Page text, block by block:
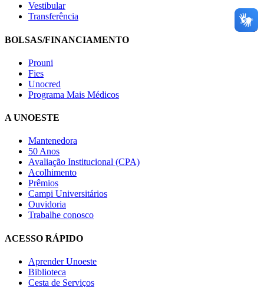
Vestibular
Transferência
BOLSAS/FINANCIAMENTO
Prouni
Fies
Unocred
Programa Mais Médicos
A UNOESTE
Mantenedora
50 Anos
Avaliação Institucional (CPA)
Acolhimento
Prêmios
Campi Universitários
Ouvidoria
Trabalhe conosco
ACESSO RÁPIDO
Aprender Unoeste
Biblioteca
Cesta de Serviços